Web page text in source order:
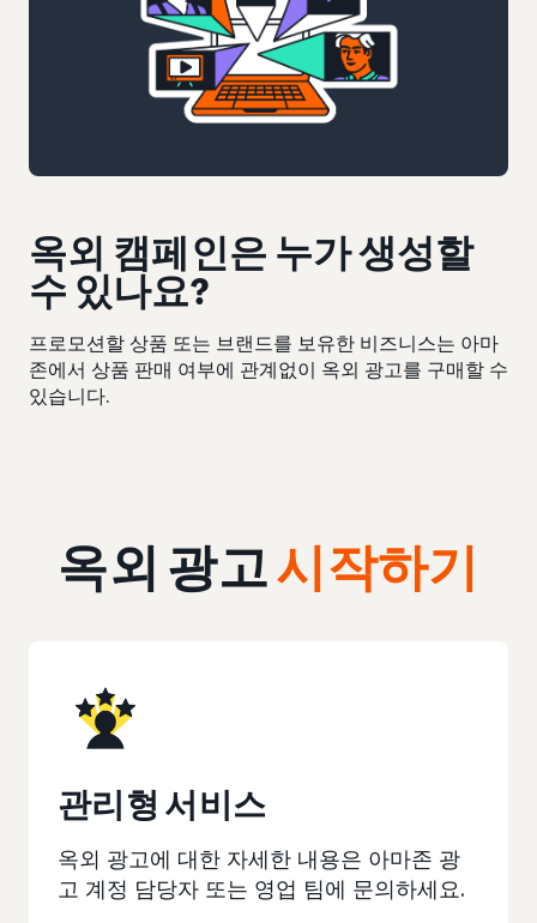
옥외 캠페인은 누가 생성할
수 있나요?
프로모션할 상품 또는 브랜드를 보유한 비즈니스는 아마
존에서 상품 판매 여부에 관계없이 옥외 광고를 구매할 수
있습니다.
옥외 광고시작하기
관리형 서비스
옥외 광고에 대한 자세한 내용은 아마존 광
고 계정 담당자 또는 영업 팀에 문의하세요.